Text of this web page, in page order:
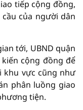
tiếp cộng đồng,
của người dân
tới, UBND quận
cộng đồng để
khu vực cũng như
phân luồng giao
tiện.